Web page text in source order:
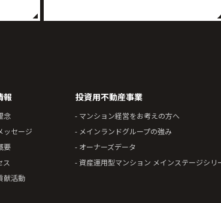
報
念
ッセージ
要
ス
献活動
投資用不動産事業
- マンション経営をお考えの方へ
- メインランドグループの強み
- オーナーズデータ
- 資産運用型マンション メインステージシリ